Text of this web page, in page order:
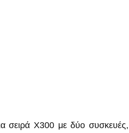
σειρά X300 με δύο συσκευές,